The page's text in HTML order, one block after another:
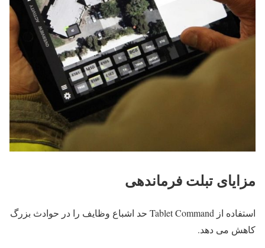
مزایای تبلت فرماندهی
استفاده از Tablet Command حد اشباع وظایف را در حوادث بزرگ
کاهش می دهد.